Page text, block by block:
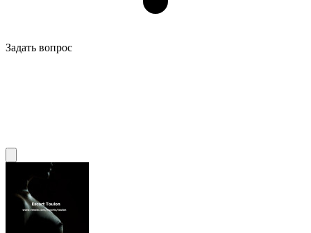
Задать вопрос